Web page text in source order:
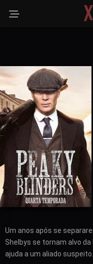
Um anos após se
Shelbys se tornam alvo
ajuda a um aliado suspeito.